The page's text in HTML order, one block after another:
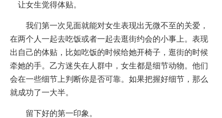
让女生觉得体贴。
我们第一次见面就能对女生表现出无微不至的关爱，
在两个人一起去吃饭或者一起去逛街约会的小事上。表现
出自己的体贴，比如吃饭的时候给她开椅子，逛街的时候
牵她的手。乙方迷失在人群中，女生都是细节动物。他们
会在一些细节上判断你是否可靠。如果把握好细节，那么
就成功了一大半。
留下好的第一印象。